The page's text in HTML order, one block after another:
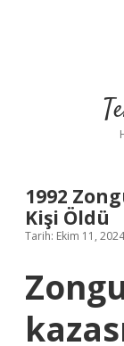
1992
Kişi Öldü
Tarih: Ekim 11, 2024